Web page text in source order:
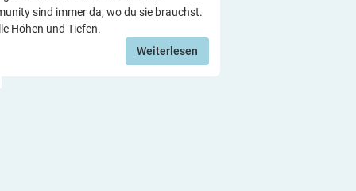
sind immer da, wo du sie brauchst.
Höhen und Tiefen.
Weiterlesen